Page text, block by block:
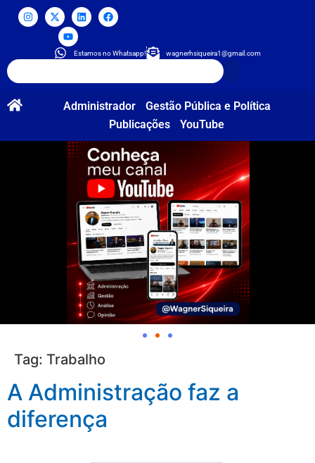
Estamos no Whatsapp! wagnerhsiqueira1@gmail.com
Administrador
Gestão Pública e Política
Publicações
YouTube
Tag: Trabalho
A Administração faz a
diferença